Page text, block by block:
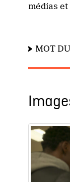
médias
MOT